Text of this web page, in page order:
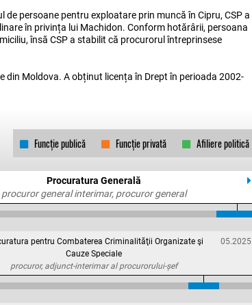
persoane pentru exploatare prin muncă în Cipru, CSP a
în privința lui Machidon. Conform hotărârii, persoana
însă CSP a stabilit că procurorul întreprinsese
din Moldova. A obținut licența în Drept în perioada 2002-
Afiliere politică
Funcție privată
Funcție publică
Procuratura Generală
procuror general interimar, procuror general
pentru Combaterea Criminalităţii Organizate şi
Cauze Speciale
05.2025
procuror, adjunct-interimar al procurorului-șef